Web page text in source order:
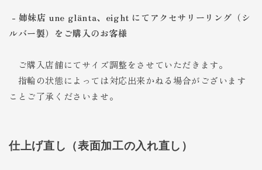
- 姉妹店 une glänta、eight にてアクセサリーリング（シ
ルバー製）をご購入のお客様
ご購入店舗にてサイズ調整をさせていただきます。
指輪の状態によっては対応出来かねる場合がございます
ことご了承くださいませ。
仕上げ直し（表面加工の入れ直し）